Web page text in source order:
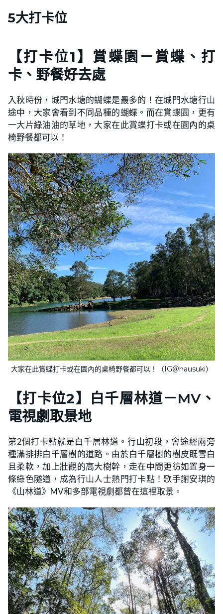
5大打卡位
【打卡位1 】賞蝶園－賞蝶、打
卡、野餐好去處
入秋時份，城門水塘的蝴蝶是最多的！在城門水塘行山
途中，大家會看到不同品種的蝴蝶。而在賞蝶園，更有
一大片綠油油的草地，大家在此賞蝶打卡或在園內的桌
椅野餐都可以！
大家在此賞蝶打卡或在園內的桌椅野餐都可以！（IG＠hausuki）
【打卡位2】白千層林道－MV、
電視劇取景地
第2個打卡點就是白千層林道。行山初段，會途經兩旁
種滿排排白千層樹的道路。由於白千層樹的樹皮既雪白
且柔軟，加上壯觀的高大樹幹，走在中間更彷如置身一
條綠色隧道，成為行山人士熱門打卡點！歌手謝安琪的
《山林道》MV和多部電視劇都曾在這裡取景。